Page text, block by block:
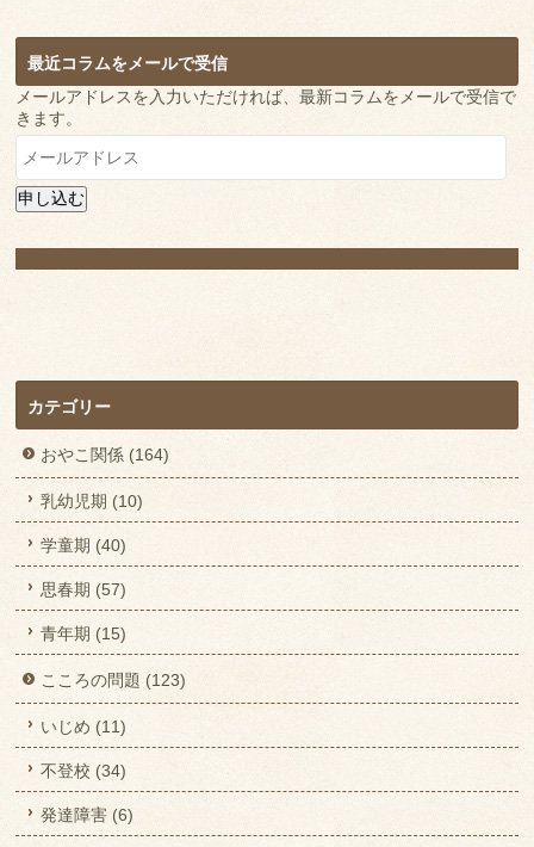
最近コラムをメールで受信
メールアドレスを入力いただければ、最新コラムをメールで受信で
きます。
メ
ー
ル
ア
レ
ス
申し込む
カテゴリー
おやこ関係 (164)
乳幼児期 (10)
学童期 (40)
思春期 (57)
青年期 (15)
こころの問題 (123)
いじめ (11)
不登校 (34)
発達障害 (6)